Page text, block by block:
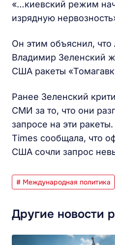
«…киевский режим
изрядную
Он этим объяснил,
Владимир Зеленский
США ракеты
Ранее Зеленский
СМИ за то, что они
запросе на эти
Times сообщала, что
США сочли запрос
# Международная политика
Другие новости